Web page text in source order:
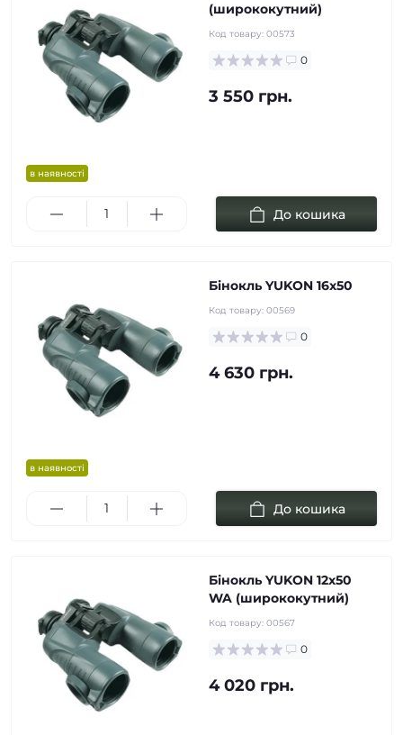
в наявності
(ширококутний)
Код товару: 00573
0
3 550 грн.
До кошика
в наявності
Бінокль YUKON 16x50
Код товару: 00569
0
4 630 грн.
До кошика
Бінокль YUKON 12x50
WA (ширококутний)
Код товару: 00567
0
4 020 грн.